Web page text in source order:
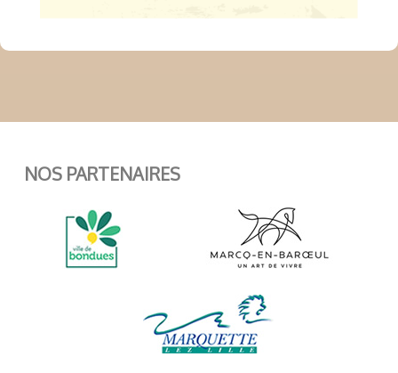
NOS PARTENAIRES